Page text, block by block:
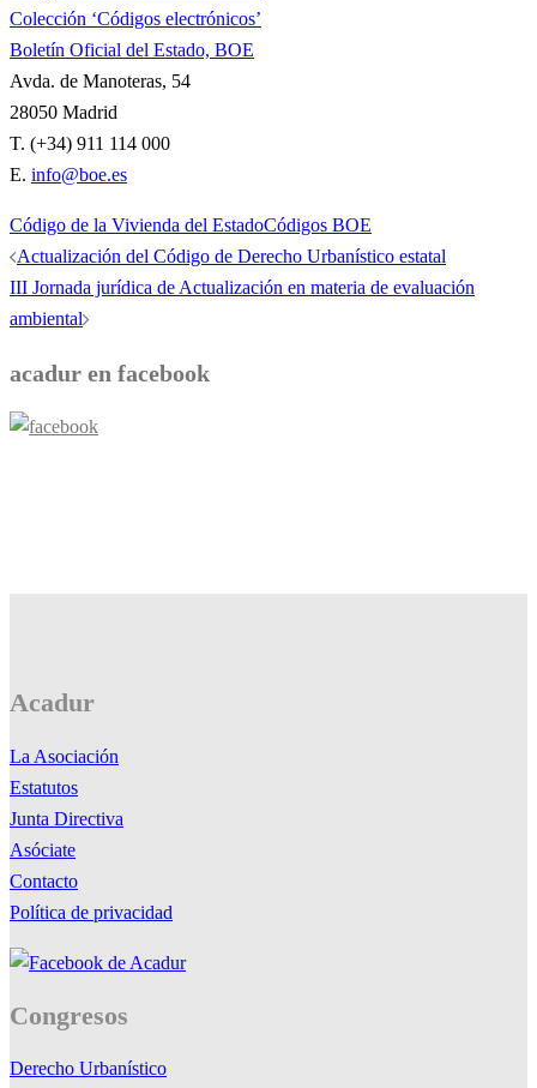
Colección ‘Códigos electrónicos’
Boletín Oficial del Estado, BOE
Avda. de Manoteras, 54
28050 Madrid
T. (+34) 911 114 000
E. info@boe.es
Código de la Vivienda del EstadoCódigos BOE
Navegación
de
entradas
Actualización del Código de Derecho Urbanístico estatal
III Jornada jurídica de Actualización en materia de evaluación
ambiental
acadur en facebook
Acadur
La Asociación
Estatutos
Junta Directiva
Asóciate
Contacto
Política de privacidad
Congresos
Derecho Urbanístico